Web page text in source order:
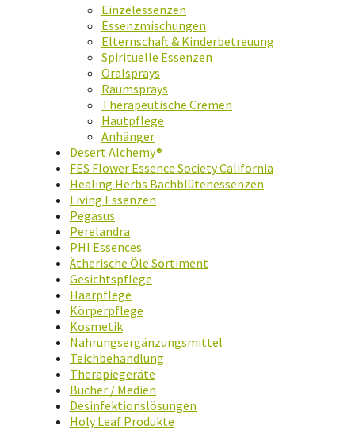
Einzelessenzen
Essenzmischungen
Elternschaft & Kinderbetreuung
Spirituelle Essenzen
Oralsprays
Raumsprays
Therapeutische Cremen
Hautpflege
Anhänger
Desert Alchemy®
FES Flower Essence Society California
Healing Herbs Bachblütenessenzen
Living Essenzen
Pegasus
Perelandra
PHI Essences
Ätherische Öle Sortiment
Gesichtspflege
Haarpflege
Körperpflege
Kosmetik
Nahrungsergänzungsmittel
Teichbehandlung
Therapiegeräte
Bücher / Medien
Desinfektionslösungen
Holy Leaf Produkte